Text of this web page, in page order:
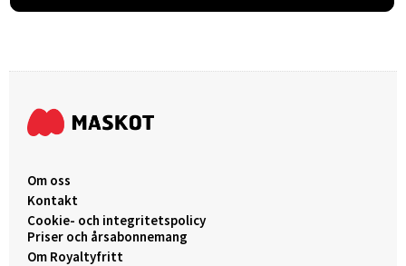
Om oss
Kontakt
Cookie- och integritetspolicy
Priser och årsabonnemang
Om Royaltyfritt